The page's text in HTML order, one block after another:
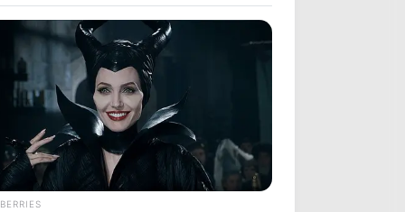
What Some Suspected All
A World Of Weirdness: 8 Horror